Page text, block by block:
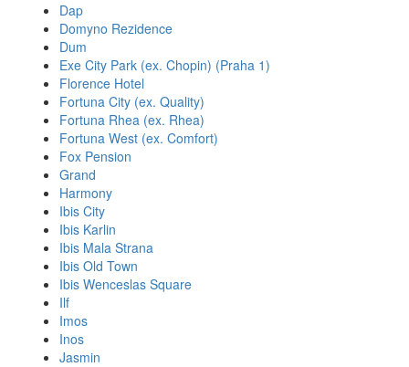
Dap
Domyno Rezidence
Dum
Exe City Park (ex. Chopin) (Praha 1)
Florence Hotel
Fortuna City (ex. Quality)
Fortuna Rhea (ex. Rhea)
Fortuna West (ex. Comfort)
Fox Pension
Grand
Harmony
Ibis City
Ibis Karlin
Ibis Mala Strana
Ibis Old Town
Ibis Wenceslas Square
Ilf
Imos
Inos
Jasmin